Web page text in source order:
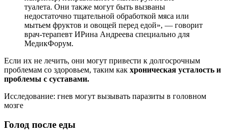
туалета. Они также могут быть вызваны
недостаточно тщательной обработкой мяса или
мытьем фруктов и овощей перед едой», — говорит
врач-терапевт ИРина Андреева специально для
МедикФорум.
Если их не лечить, они могут привести к долгосрочным
проблемам со здоровьем, таким как хроническая усталость и
проблемы с суставами.
Исследование: гнев могут вызывать паразиты в головном
мозге
Голод после еды